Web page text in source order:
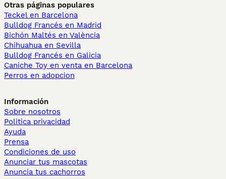
Otras páginas populares
Teckel en Barcelona
Bulldog Francés en Madrid
Bichón Maltés en València
Chihuahua en Sevilla
Bulldog Francés en Galicia
Caniche Toy en venta en Barcelona
Perros en adopcion
Información
Sobre nosotros
Politica privacidad
Ayuda
Prensa
Condiciones de uso
Anunciar tus mascotas
Anuncia tus cachorros